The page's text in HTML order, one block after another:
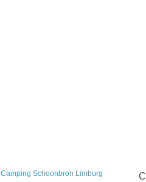
Camping Schoonbron Limburg